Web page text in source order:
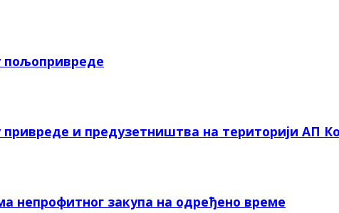
пољопривреде
и предузетништва на територији АП
непрофитног закупа на одређено време